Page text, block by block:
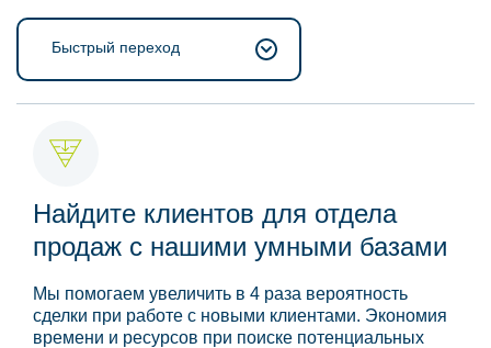
Быстрый переход
Найдите клиентов для отдела
продаж с нашими умными базами
Мы помогаем увеличить в 4 раза вероятность
сделки при работе с новыми клиентами. Экономия
времени и ресурсов при поиске потенциальных